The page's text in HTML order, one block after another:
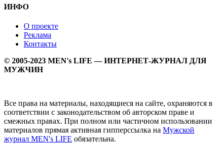
ИНФО
О проекте
Реклама
Контакты
© 2005-2023 MEN's LIFE — ИНТЕРНЕТ-ЖУРНАЛ ДЛЯ
МУЖЧИН
Все права на материалы, находящиеся на сайте, охраняются в
соответствии с законодательством об авторском праве и
смежных правах. При полном или частичном использовании
материалов прямая активная гипперссылка на Мужской
журнал MEN's LIFE обязательна.